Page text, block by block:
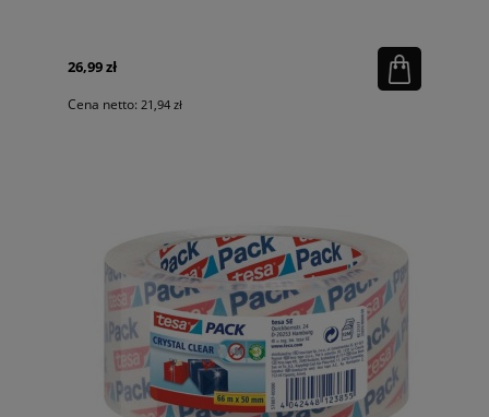
26,99 zł
Cena netto: 21,94 zł